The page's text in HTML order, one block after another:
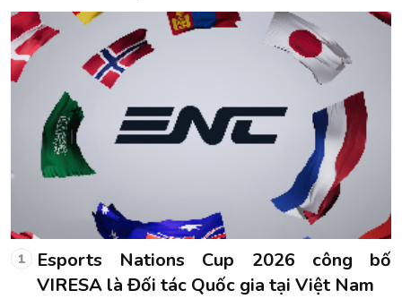
1
Esports Nations Cup 2026 công bố
VIRESA là Đối tác Quốc gia tại Việt Nam